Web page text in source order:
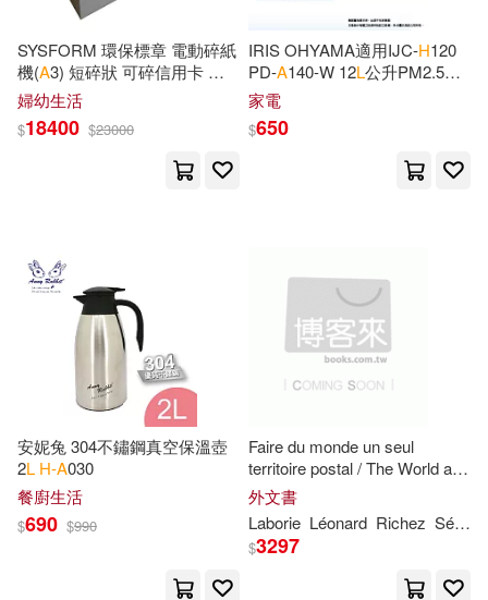
Haggard(254)
Anderson(243)
L. M.(238)
Thomas H.(232) Hall(227)
H. Rider(226)
George H.(225)
Charles(222)
Nova Science Pub Inc(149)
Bedford/st Martins(148)
Sage Pubns(131)
B & H Pub Group(127)
West Academic(119)
Natl Book Network(115)
Warner Classics(113)
SYSFORM 環保標章 電動碎紙
機(A3) 短碎狀 可碎信用卡 光
碟片 310mm 3.9*36mm 20張
65 L/台 3120
婦幼生活
$18400 $23000
IRIS OHYAMA適用IJC-H120
PD-A140-W 12L公升PM2.5空
氣清淨除濕機HEPA替換用濾
網濾心
家電
$650
安妮兔 304不鏽鋼真空保溫壺
2L H-A030
餐廚生活
$690 $990
Faire du monde un seul
territoire postal / The World as
a’Single Postal Territory’:
L ’Union postale universelle
dansl
外文書
Laborie Léonard Richez Sébastien
$3297